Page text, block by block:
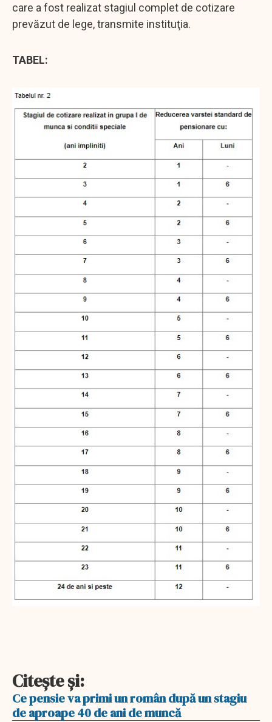
care a fost realizat stagiul complet de cotizare
prevăzut de lege, transmite instituţia.
TABEL:
Citeşte şi:
Ce pensie va primi un român după un stagiu
de aproape 40 de ani de muncă